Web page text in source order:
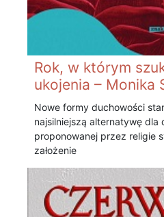
Rok, w którym
ukojenia – Monika
Nowe formy duchowości
najsilniejszą alternatywę dla
proponowanej przez religie
założenie